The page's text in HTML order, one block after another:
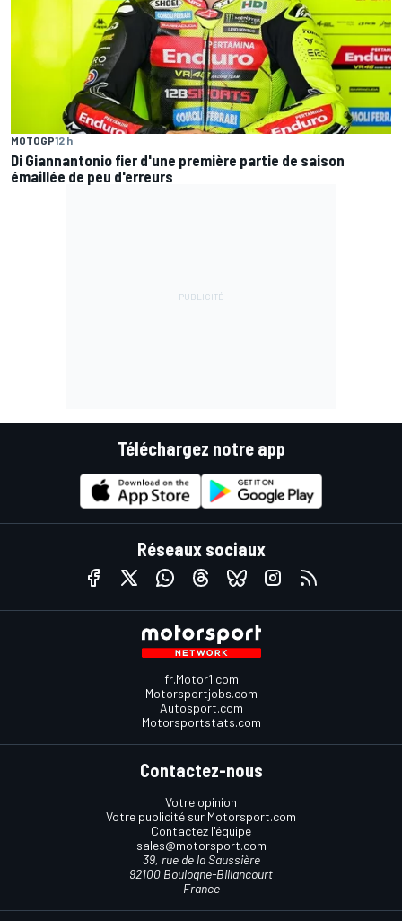
MOTOGP12 h
Di Giannantonio fier d'une première partie de saison
émaillée de peu d'erreurs
Téléchargez notre app
Réseaux sociaux
fr.Motor1.com
Motorsportjobs.com
Autosport.com
Motorsportstats.com
Contactez-nous
Votre opinion
Votre publicité sur Motorsport.com
Contactez l'équipe
sales@motorsport.com
39, rue de la Saussière
92100 Boulogne-Billancourt
France